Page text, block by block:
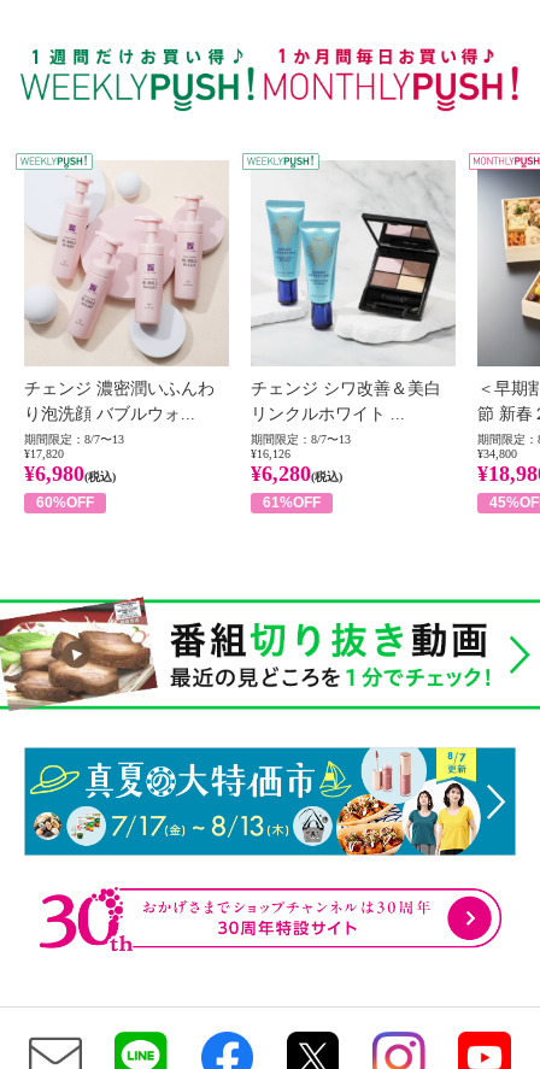
WEEKLY PUSH
チェンジ 濃密潤いふんわ
り泡洗顔 バブルウォ...
期間限定：8/7〜13
¥17,820
¥6,980(税込)
60%OFF
チェンジ シワ改善＆美白
リンクルホワイト ...
期間限定：8/7〜13
¥16,126
¥6,280(税込)
61%OFF
＜早期
節 新春
期間限定：
¥34,800